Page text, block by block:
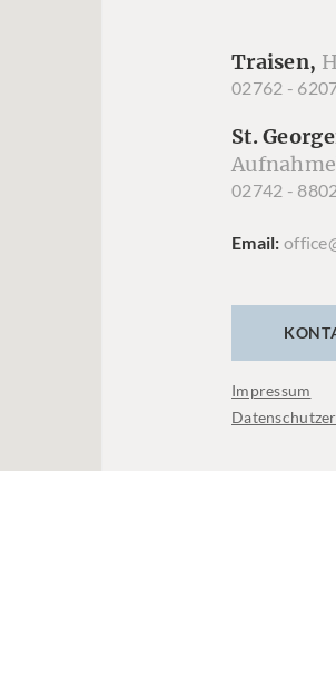
Traisen,
02762 -
St.
02742 -
Email
Impressum